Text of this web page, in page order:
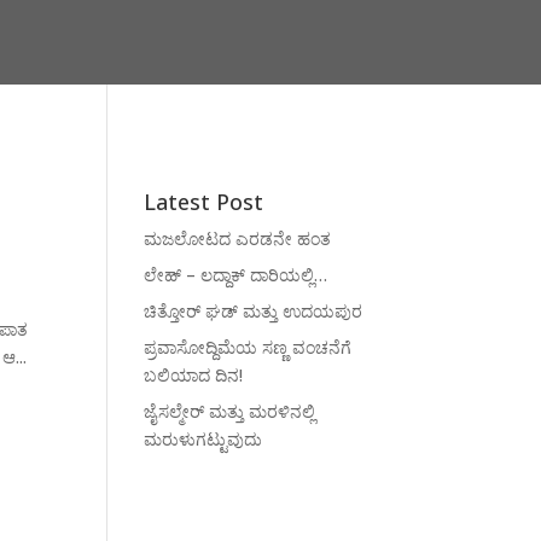
Latest Post
ಮಜಲೋಟದ ಎರಡನೇ ಹಂತ
ಲೇಹ್ – ಲದ್ದಾಕ್ ದಾರಿಯಲ್ಲಿ…
ಚಿತ್ತೋರ್ ಘಡ್ ಮತ್ತು ಉದಯಪುರ
ಪ್ರವಾಸೋದ್ದಿಮೆಯ ಸಣ್ಣ ವಂಚನೆಗೆ
ಬಲಿಯಾದ ದಿನ!
ಜೈಸಲ್ಮೇರ್ ಮತ್ತು ಮರಳಿನಲ್ಲಿ
ಮರುಳುಗಟ್ಟುವುದು